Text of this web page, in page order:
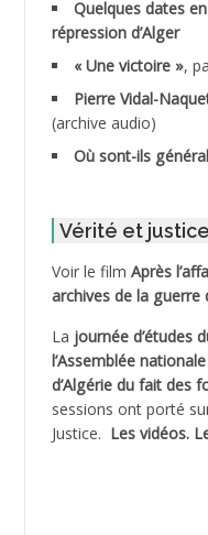
ADDALA Boualem*
ADDANE
ADDECHE Rachid
ADELIOUAT Vve AIT
ADJANI Khaled
ADJAOUT
ADNI Mohamed Akli
ADOUL Arab *
Quelques dates
répression d’Alger
« Une victoire »,
Pierre Vidal-
(archive audio)
Où sont-ils
Vérité et
Voir le film Après
archives de la guerre
La journée d’études
l’Assemblée
d’Algérie du fait des
sessions ont porté
Justice. Les vidéos.